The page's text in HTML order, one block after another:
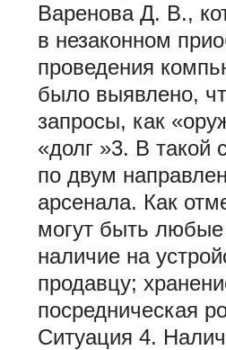
Варенова Д. В.,
в незаконном
проведения
было выявлено,
запросы, как
«долг »3. В такой
по двум
арсенала. Как
могут быть
наличие на
продавцу;
посредническая
Ситуация 4.